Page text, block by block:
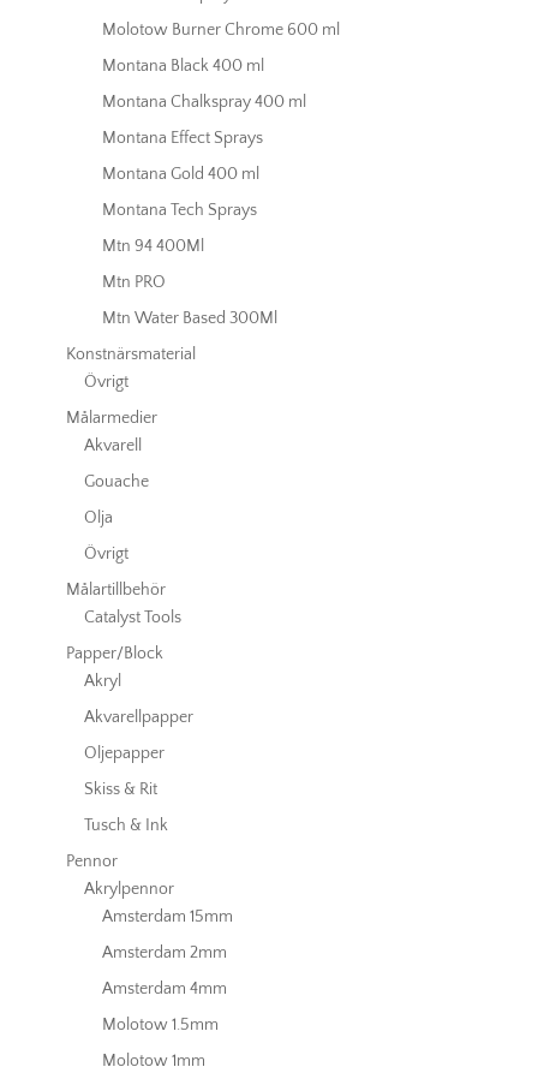
Molotow Burner Chrome 600 ml
Montana Black 400 ml
Montana Chalkspray 400 ml
Montana Effect Sprays
Montana Gold 400 ml
Montana Tech Sprays
Mtn 94 400Ml
Mtn PRO
Mtn Water Based 300Ml
Konstnärsmaterial
Övrigt
Målarmedier
Akvarell
Gouache
Olja
Övrigt
Målartillbehör
Catalyst Tools
Papper/Block
Akryl
Akvarellpapper
Oljepapper
Skiss & Rit
Tusch & Ink
Pennor
Akrylpennor
Amsterdam 15mm
Amsterdam 2mm
Amsterdam 4mm
Molotow 1.5mm
Molotow 1mm